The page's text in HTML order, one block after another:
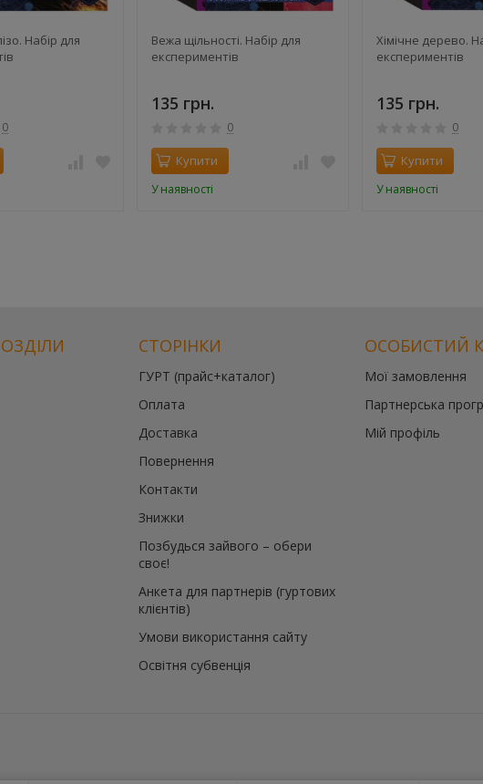
Набір для
0
Вежа щільності. Набір для
експериментів
135 грн.
0
Купити
У наявності
Хімічне дерево.
експериментів
135 грн.
0
Купити
У наявності
СТОРІНКИ
ГУРТ (прайс+каталог)
Оплата
Доставка
Повернення
Контакти
Знижки
Позбудься зайвого – обери
своє!
Анкета для партнерів (гуртових
клієнтів)
Умови використання сайту
Освітня субвенція
ОСОБИСТИЙ
Мої замовлення
Партнерська
Мій профіль